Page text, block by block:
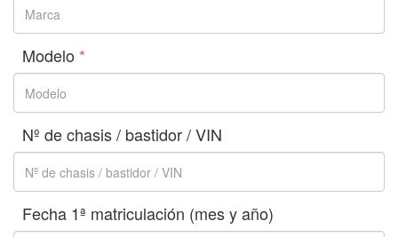
Modelo *
Nº de chasis / bastidor / VIN
Fecha 1ª matriculación (mes y año)